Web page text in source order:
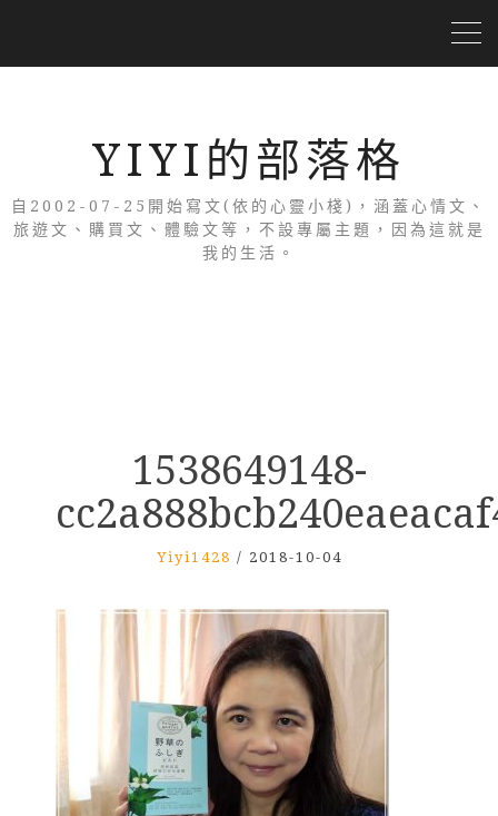
YIYI的部落格
自2002-07-25開始寫文(依的心靈小棧)，涵蓋心情文、
旅遊文、購買文、體驗文等，不設專屬主題，因為這就是
我的生活。
1538649148-
Yiyi1428 / 2018-10-04